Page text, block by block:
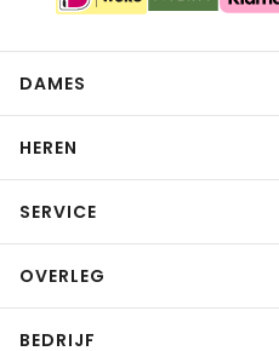
DAMES
HEREN
SERVICE
OVERLEG
BEDRIJF